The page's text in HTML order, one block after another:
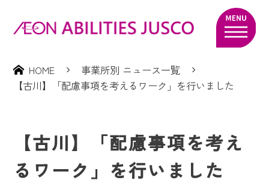
HOME
事業所別 ニュース一覧
【古川】「配慮事項を考えるワーク」を行いました
【古川】「配慮事項を考え
るワーク」を行いました